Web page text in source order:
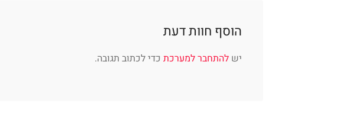
הוסף חוות דעת
יש להתחבר למערכת כדי לכתוב תגובה.